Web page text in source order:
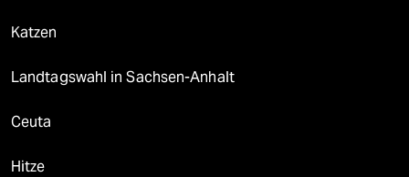
Katzen
Landtagswahl in Sachsen-Anhalt
Ceuta
Hitze